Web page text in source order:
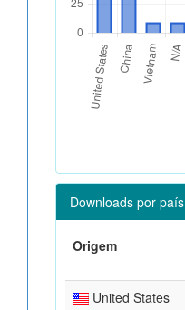
Downloads por país
Origem
United States